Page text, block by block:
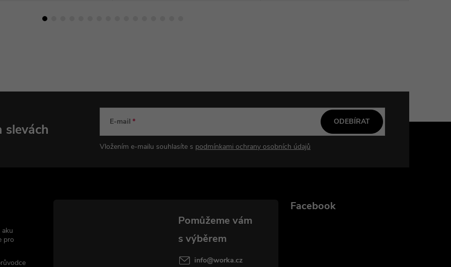
slevách E-mail
Vložením e-mailu souhlasíte s podmínkami ochrany osobních údajů
ODEBÍRAT
pro
info@worka.cz
Facebook